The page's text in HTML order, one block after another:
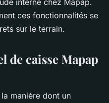
interne chez Mapap.
ces fonctionnalités se
sur le terrain.
de caisse Mapap
manière dont un